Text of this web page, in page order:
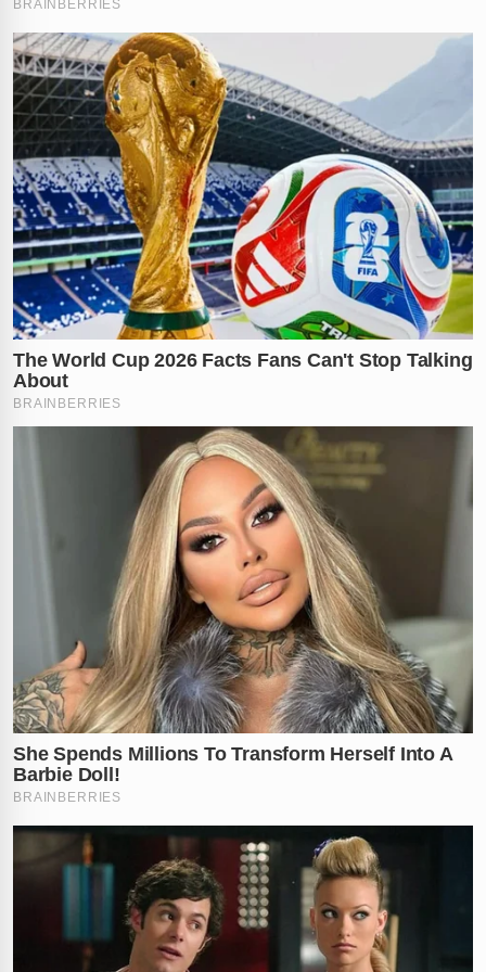
garantir que nenhum cidadão se aproximasse da zona
de perigo durante a intensa disputa de dominância.
Segundoespecialistas em fauna asiática, esse tipo de
comportamento é comum entre machos adultos que
buscam estabelecer controle territorial ou demonstrar
força física. No entanto, o que torna o fato alarmante é
a frequência com que esses encontros ocorrem em
perímetros urbanos. ONepalabriga uma das maiores
populações de rinocerontes asiáticos do planeta, e a
expansão das cidades para áreas limítrofes às florestas
tem encurtado perigosamente a distância entre a
civilização e a vida selvagem.
A situação só foi controlada após horas de tensão,
quando os animais, visivelmente exaustos pelo
combate, decidiram cessar as hostilidades e retornar
para as áreas demata fechada
. A operação de retirada
foi acompanhada de perto por biólogos, que
confirmaram que os rinocerontes retornaram ao seu
habitat natural sem ferimentos letais aparentes,
permitindo que a rotina da cidade turística fosse
finalmente retomada com segurança total para os
moradores e visitantes.
Este incidente serve como um lembrete drástico sobre
os desafios da
selvagens
em regiões de rápido crescimento urbano.
Enquanto os vídeos continuam a acumular milhões de
visualizações, a preocupação das autoridades cresce
quanto à necessidade de barreiras mais eficazes para
evitar que novos duelos ocorram no coração de áreas